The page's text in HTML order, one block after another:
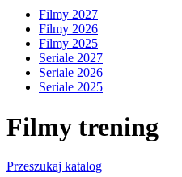
Filmy 2027
Filmy 2026
Filmy 2025
Seriale 2027
Seriale 2026
Seriale 2025
Filmy trening
Przeszukaj katalog